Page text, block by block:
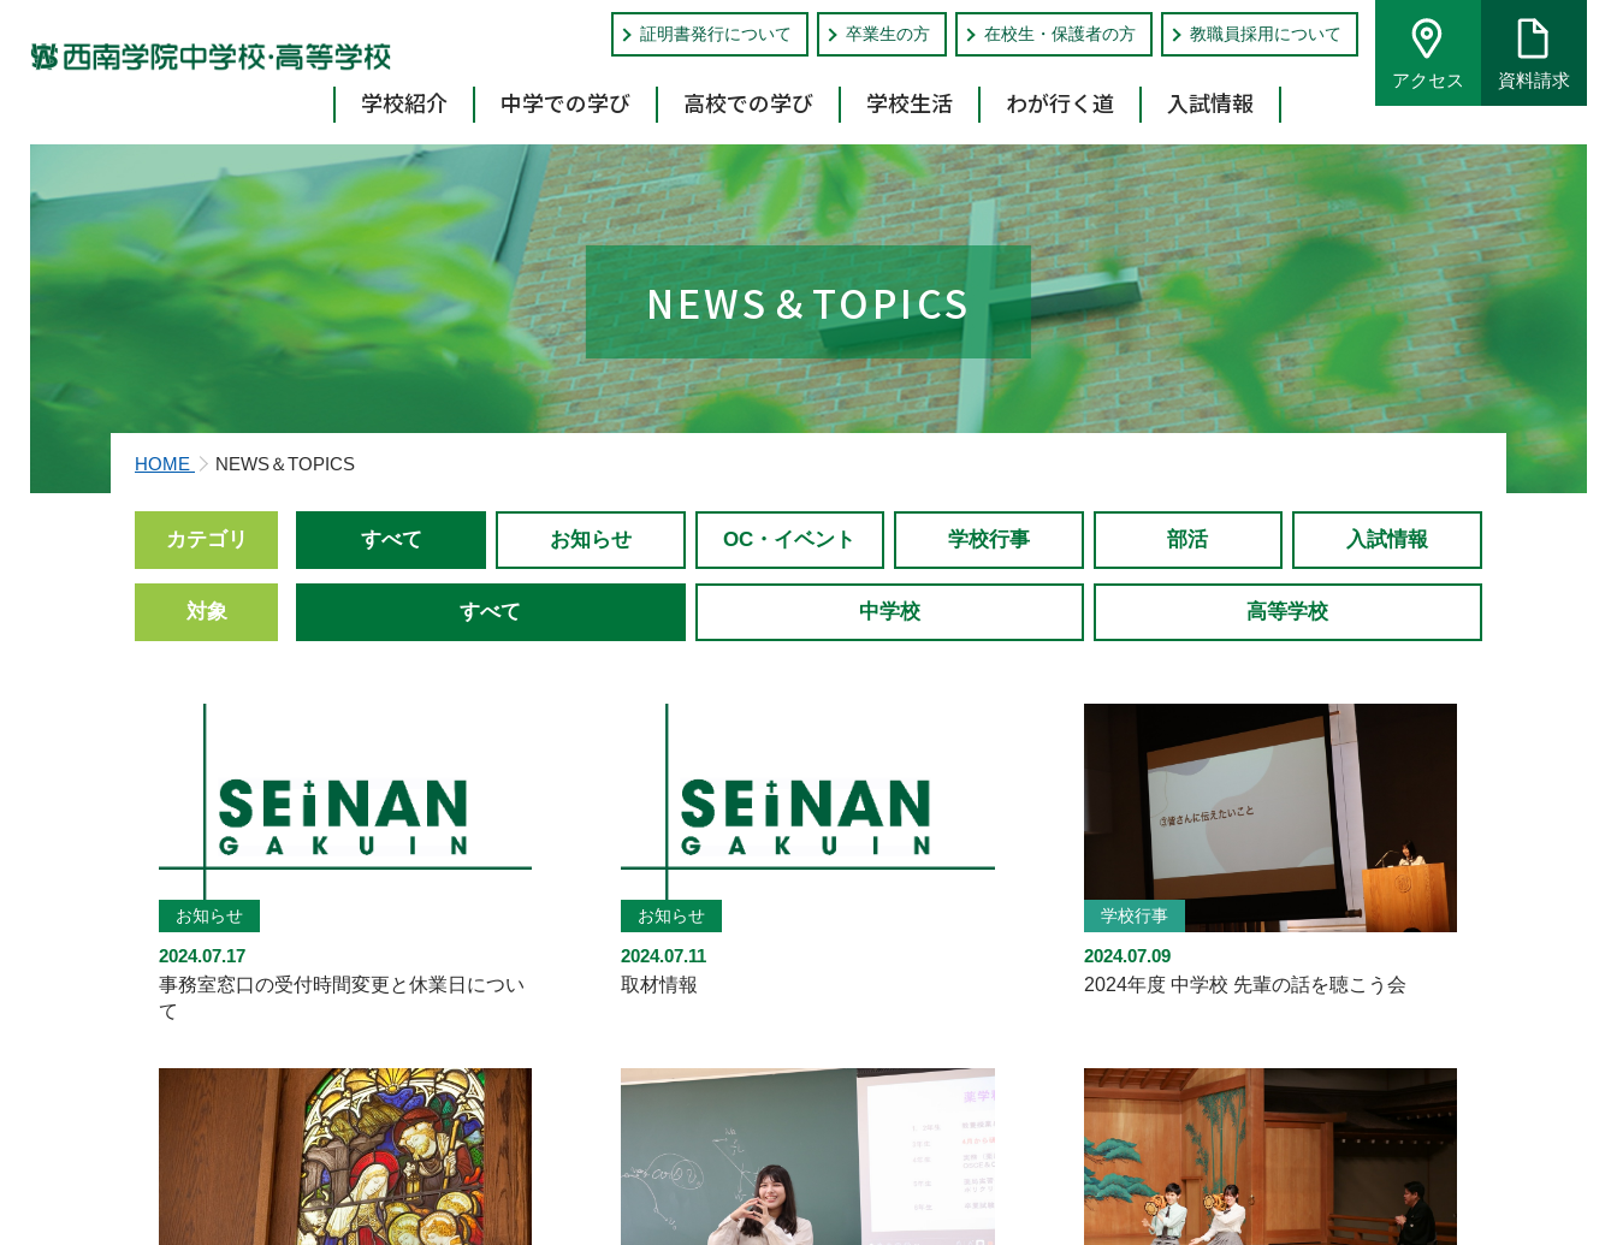
資料請求
アクセス
教職員採用について
在校生・保護者の方
卒業生の方
証明書発行について
学校紹介 中学での学び 高校での学び 学校生活 わが行く道 入試情報
NEWS＆TOPICS
HOME NEWS＆TOPICS
カテゴリ すべて お知らせ OC・イベント 学校行事 部活 入試情報
対象 すべて 中学校 高等学校
お知らせ
2024.07.17
事務室窓口の受付時間変更と休業日につい
て
お知らせ
2024.07.11
取材情報
学校行事
2024.07.09
2024年度 中学校 先輩の話を聴こう会